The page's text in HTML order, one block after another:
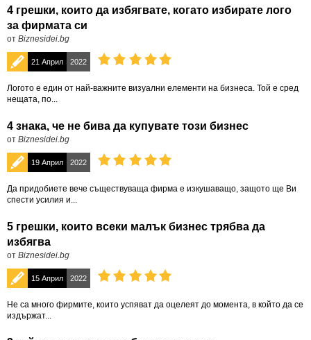
4 грешки, които да избягвате, когато избирате лого
за фирмата си
от Biznesidei.bg
21 Април 2022
Логото е един от най-важните визуални елементи на бизнеса. Той е сред
нещата, по...
4 знака, че не бива да купувате този бизнес
от Biznesidei.bg
19 Април 2022
Да придобиете вече съществуваща фирма е изкушаващо, защото ще Ви
спести усилия и...
5 грешки, които всеки малък бизнес трябва да
избягва
от Biznesidei.bg
15 Април 2022
Не са много фирмите, които успяват да оцелеят до момента, в който да се
издържат...